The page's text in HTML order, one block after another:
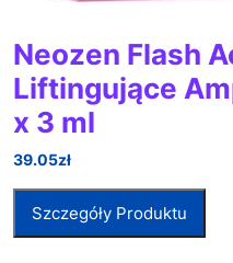
Neozen Flash
Liftingujące
x 3 ml
39.05zł
Szczegóły Produktu